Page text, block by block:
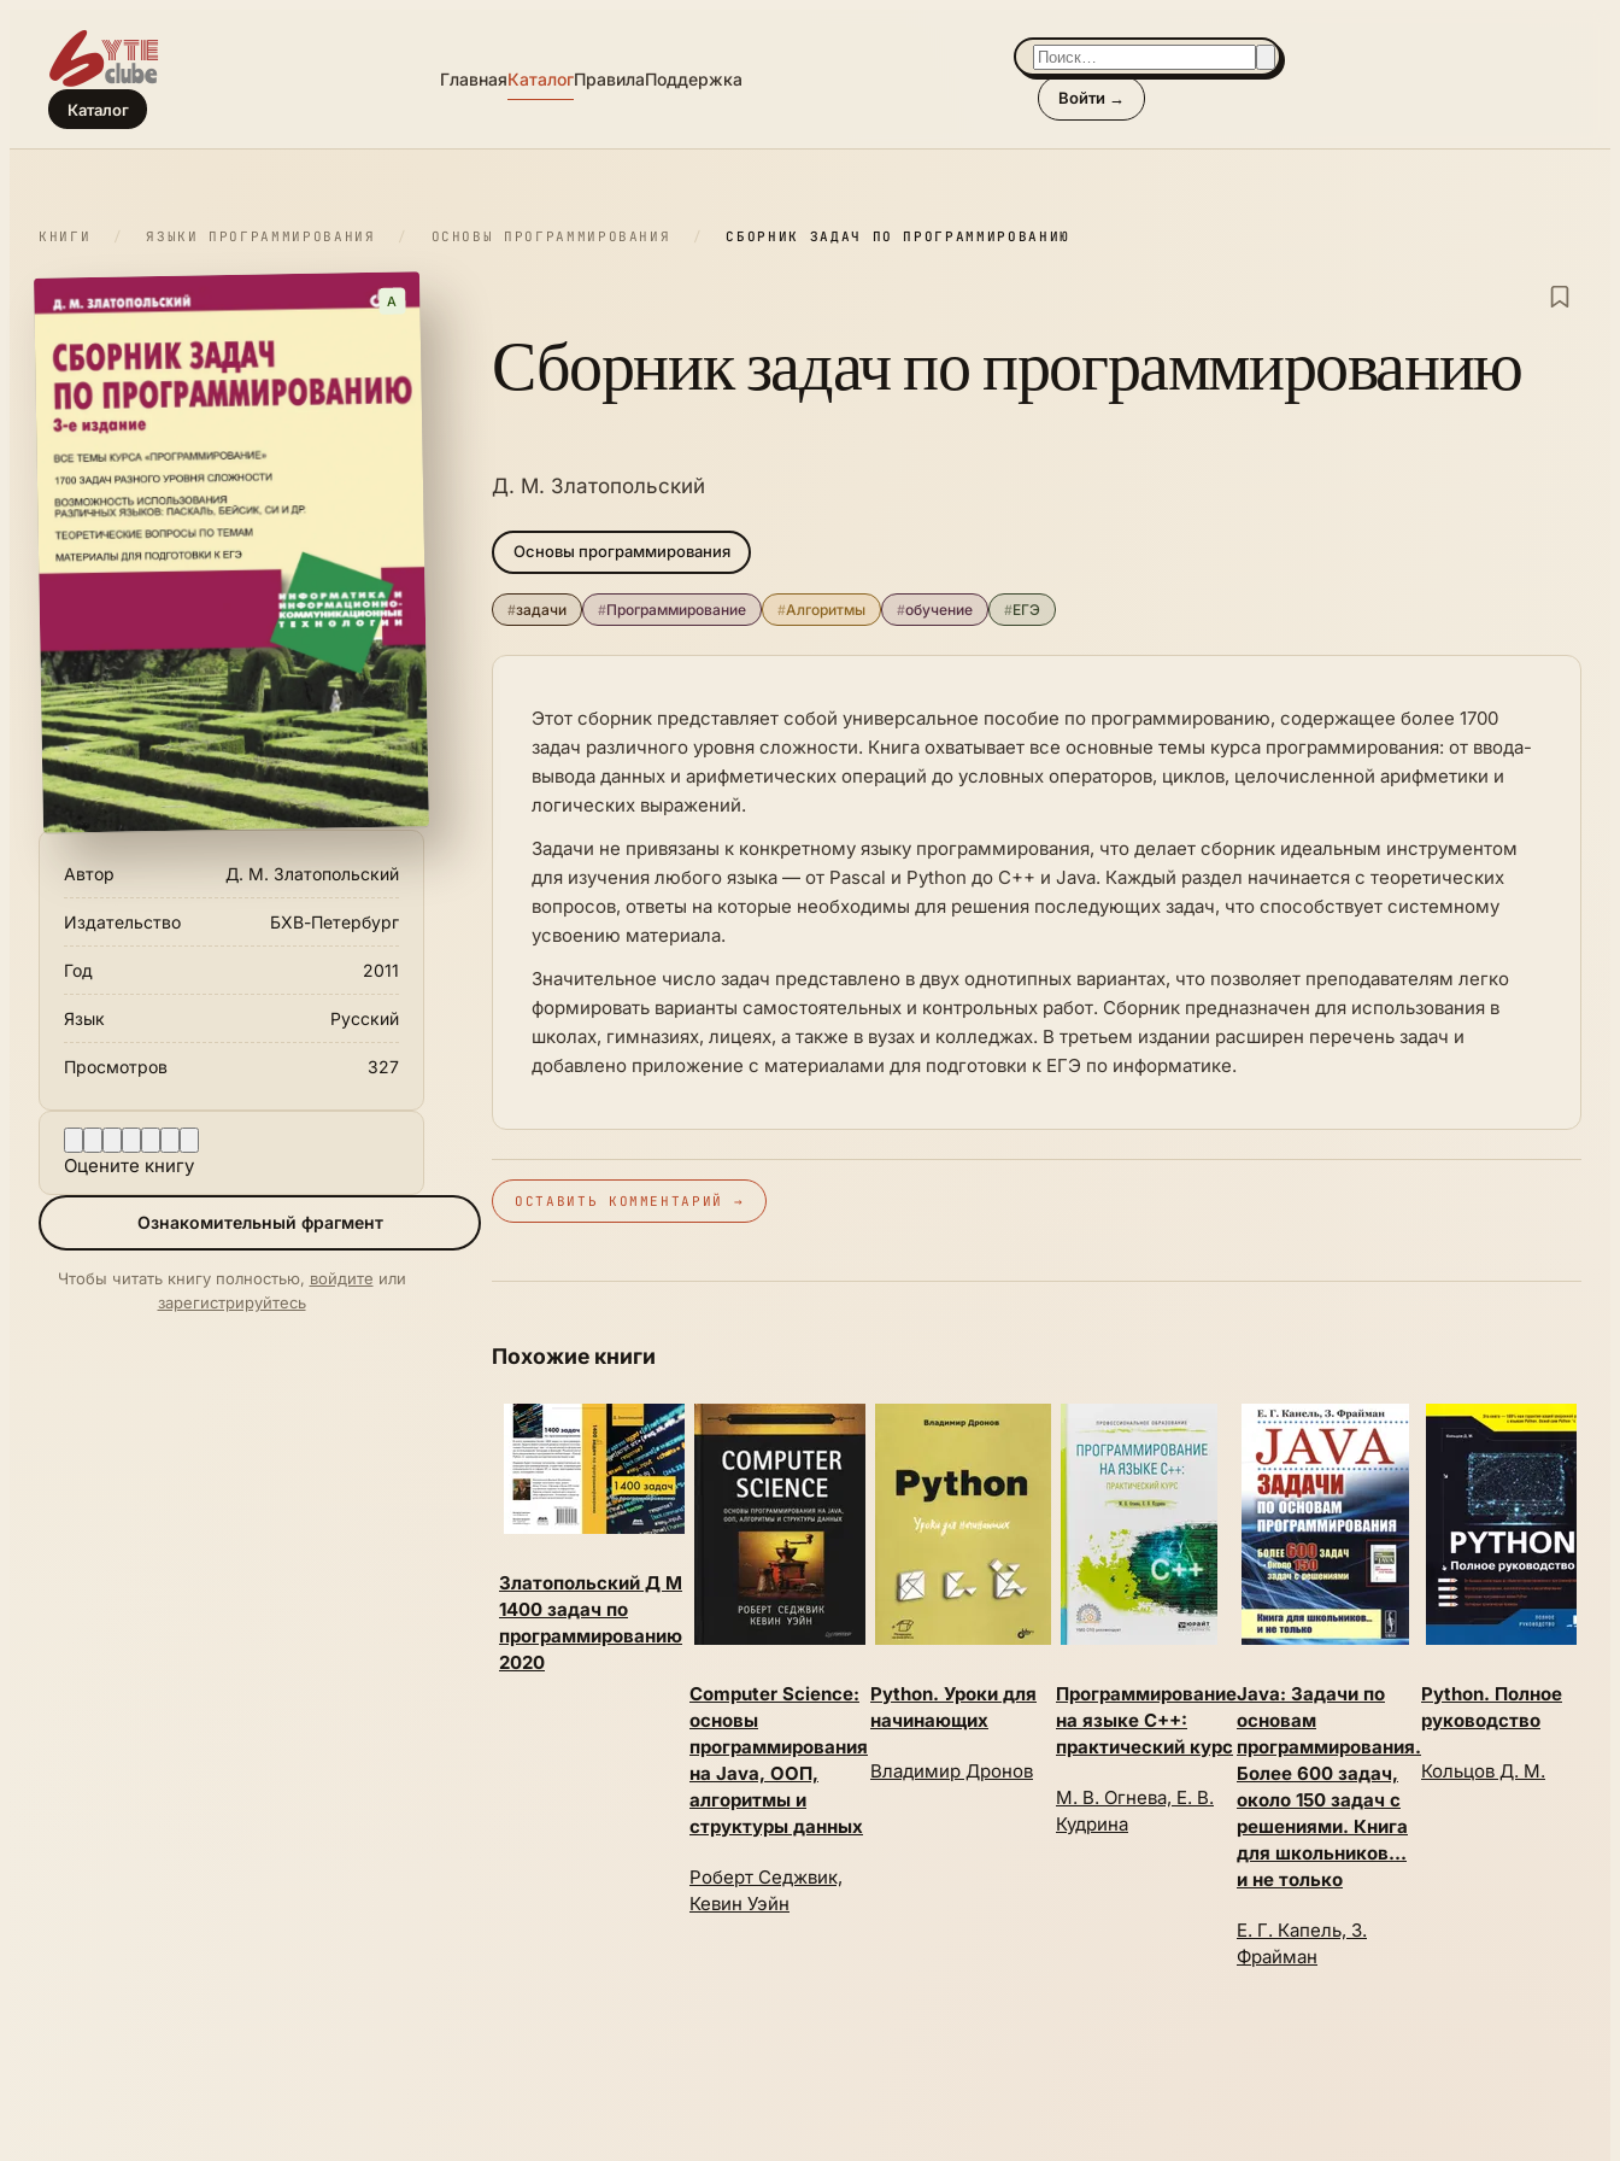
Каталог
ГлавнаяКаталогПравилаПоддержка
Войти →
КНИГИ / ЯЗЫКИ ПРОГРАММИРОВАНИЯ / ОСНОВЫ ПРОГРАММИРОВАНИЯ / СБОРНИК ЗАДАЧ ПО ПРОГРАММИРОВАНИЮ
A
Автор Д. М. Златопольский
Издательство БХВ-Петербург
Год 2011
Язык Русский
Просмотров 327
Оцените книгу
Ознакомительный фрагмент
Чтобы читать книгу полностью, войдите или
зарегистрируйтесь
Сборник задач по программированию
Д. М. Златопольский
Основы программирования
#задачи #Программирование #Алгоритмы #обучение #ЕГЭ
Этот сборник представляет собой универсальное пособие по программированию, содержащее более 1700
задач различного уровня сложности. Книга охватывает все основные темы курса программирования: от ввода-
вывода данных и арифметических операций до условных операторов, циклов, целочисленной арифметики и
логических выражений.
Задачи не привязаны к конкретному языку программирования, что делает сборник идеальным инструментом
для изучения любого языка — от Pascal и Python до C++ и Java. Каждый раздел начинается с теоретических
вопросов, ответы на которые необходимы для решения последующих задач, что способствует системному
усвоению материала.
Значительное число задач представлено в двух однотипных вариантах, что позволяет преподавателям легко
формировать варианты самостоятельных и контрольных работ. Сборник предназначен для использования в
школах, гимназиях, лицеях, а также в вузах и колледжах. В третьем издании расширен перечень задач и
добавлено приложение с материалами для подготовки к ЕГЭ по информатике.
ОСТАВИТЬ КОММЕНТАРИЙ →
Похожие книги
Златопольский Д М
1400 задач по
программированию
2020
Computer Science:
основы
программирования
на Java, ООП,
алгоритмы и
структуры данных
Роберт Седжвик,
Кевин Уэйн
Python. Уроки для
начинающих
Владимир Дронов
Программирование
на языке C++:
практический курс
М. В. Огнева, Е. В.
Кудрина
Java: Задачи по
основам
программирования.
Более 600 задач,
около 150 задач с
решениями. Книга
для школьников...
и не только
Е. Г. Капель, З.
Фрайман
Python. Полное
руководство
Кольцов Д. М.